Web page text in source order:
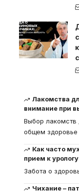
Лакомства
внимание при
Выбор лакомств
общем здоровье
Как часто
прием к урологу
Забота о
Чихание –